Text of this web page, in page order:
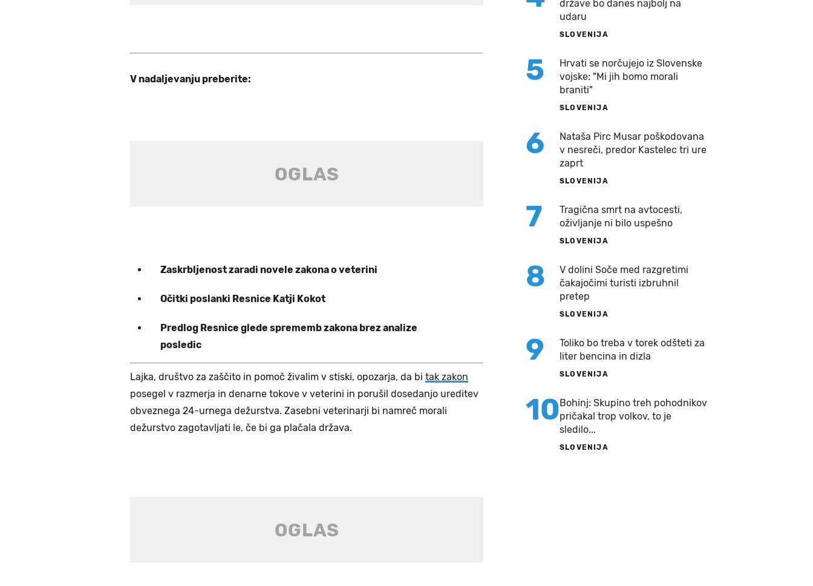
V nadaljevanju preberite:
Zaskrbljenost zaradi novele zakona o veterini
Očitki poslanki Resnice Katji Kokot
Predlog Resnice glede sprememb zakona brez analize
posledic
Lajka, društvo za zaščito in pomoč živalim v stiski, opozarja, da bi tak zakon
posegel v razmerja in denarne tokove v veterini in porušil dosedanjo ureditev
obveznega 24-urnega dežurstva. Zasebni veterinarji bi namreč morali
dežurstvo zagotavljati le, če bi ga plačala država.
države bo danes najbolj na
udaru
SLOVENIJA
5
Hrvati se norčujejo iz Slovenske
vojske: "Mi jih bomo morali
braniti"
SLOVENIJA
6
Nataša Pirc Musar poškodovana
v nesreči, predor Kastelec tri ure
zaprt
SLOVENIJA
7
Tragična smrt na avtocesti,
oživljanje ni bilo uspešno
SLOVENIJA
8
V dolini Soče med razgretimi
čakajočimi turisti izbruhnil
pretep
SLOVENIJA
9
Toliko bo treba v torek odšteti za
liter bencina in dizla
SLOVENIJA
10Bohinj: Skupino treh pohodnikov
pričakal trop volkov, to je
sledilo...
SLOVENIJA